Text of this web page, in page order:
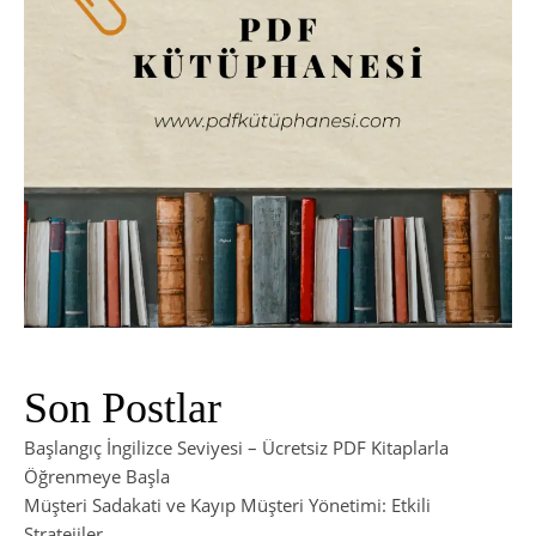
Son Postlar
Başlangıç İngilizce Seviyesi – Ücretsiz PDF Kitaplarla
Öğrenmeye Başla
Müşteri Sadakati ve Kayıp Müşteri Yönetimi: Etkili